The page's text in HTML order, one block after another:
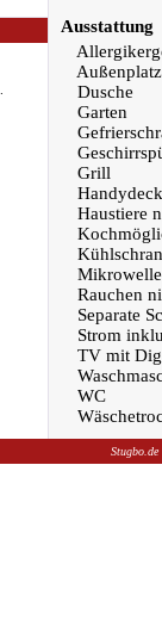
Ausstattung
Dusche
Garten
Grill
Haustiere
Mikrowelle
Rauchen
Separate
Strom
TV mit
WC